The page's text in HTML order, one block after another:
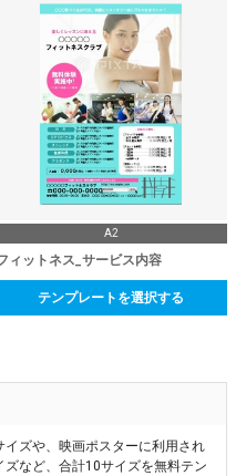
A2
ィットネス_サービス内容
テンプレートを選択する
ズや、映画ポスターに利用され
など、合計10サイズを無料テン